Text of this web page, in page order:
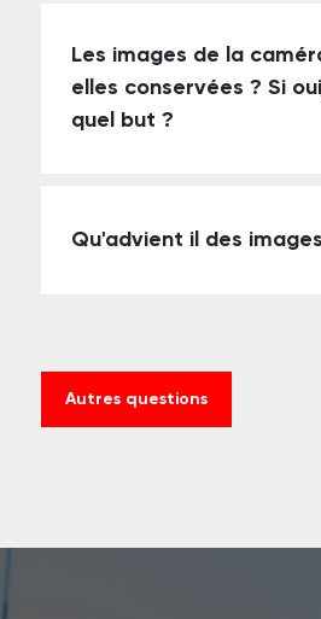
Les images de la
elles conservées ? Si
quel but ?
Qu'advient il des
Autres questions